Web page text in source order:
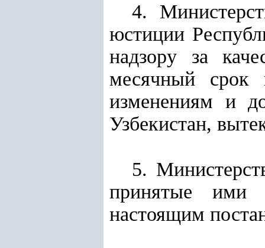
4.
юстиции
надзору за
месячный срок
изменениям и
Узбекистан,
5.
принятые ими
настоящим